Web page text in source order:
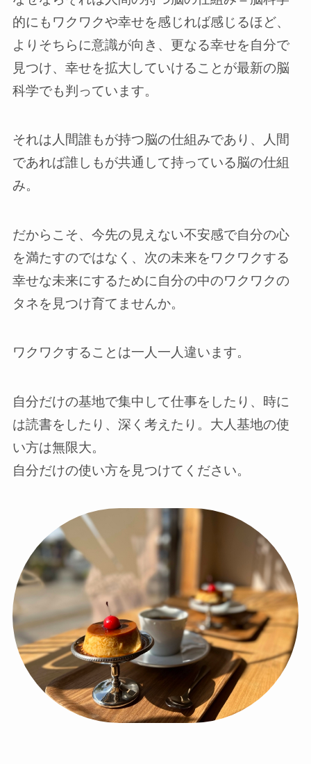
的にもワクワクや幸せを感じれば感じるほど、
よりそちらに意識が向き、更なる幸せを自分で
見つけ、幸せを拡大していけることが最新の脳
科学でも判っています。
それは人間誰もが持つ脳の仕組みであり、人間
であれば誰しもが共通して持っている脳の仕組
み。
だからこそ、今先の見えない不安感で自分の心
を満たすのではなく、次の未来をワクワクする
幸せな未来にするために自分の中のワクワクの
タネを見つけ育てませんか。
ワクワクすることは一人一人違います。
自分だけの基地で集中して仕事をしたり、時に
は読書をしたり、深く考えたり。大人基地の使
い方は無限大。
自分だけの使い方を見つけてください。